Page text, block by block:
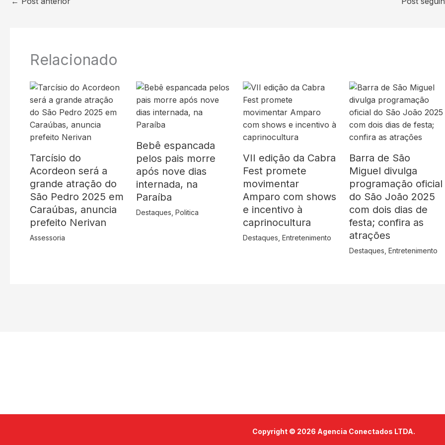
Relacionado
Tarcísio do
Acordeon será a
grande atração do
São Pedro 2025 em
Caraúbas, anuncia
prefeito Nerivan
Assessoria
Bebê espancada
pelos pais morre
após nove dias
internada, na
Paraíba
Destaques ,Politica
VII edição da Cabra
Fest promete
movimentar
Amparo com shows
e incentivo à
caprinocultura
Destaques Entretenimento
Barra de São
Miguel divulga
programação oficial
do São João 2025
com dois dias de
festa; confira as
atrações
Destaques ,Entretenimento
Copyright © 2026 Agencia Conectados LTDA.